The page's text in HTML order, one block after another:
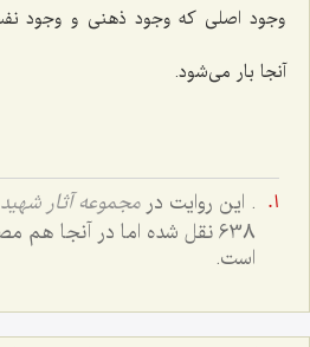
وجود اصلى كه وجود ذهنى و وجود
آنجا بار مى‌شود.
. این روایت در مجموعه آثار
638 نقل شده اما در آنجا
است.